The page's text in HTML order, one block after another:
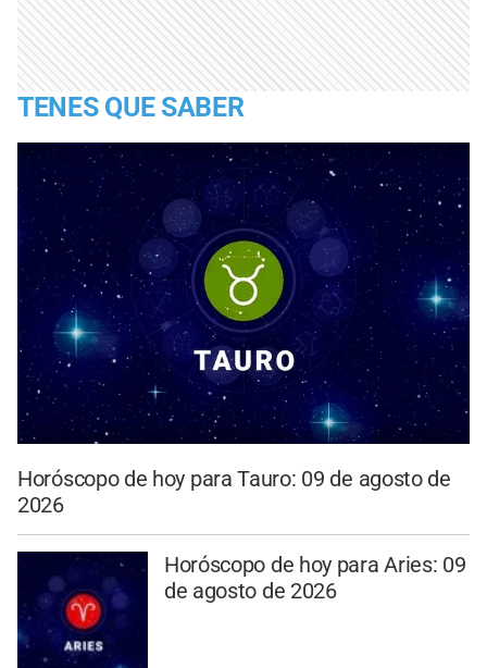
TENES QUE SABER
Horóscopo de hoy para Tauro: 09 de agosto de
2026
Horóscopo de hoy para Aries: 09
de agosto de 2026